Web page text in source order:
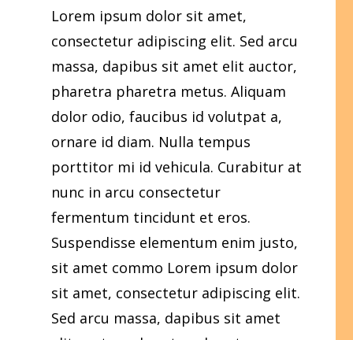
Lorem ipsum dolor sit amet,
consectetur adipiscing elit. Sed arcu
massa, dapibus sit amet elit auctor,
pharetra pharetra metus. Aliquam
dolor odio, faucibus id volutpat a,
ornare id diam. Nulla tempus
porttitor mi id vehicula. Curabitur at
nunc in arcu consectetur
fermentum tincidunt et eros.
Suspendisse elementum enim justo,
sit amet commo Lorem ipsum dolor
sit amet, consectetur adipiscing elit.
Sed arcu massa, dapibus sit amet